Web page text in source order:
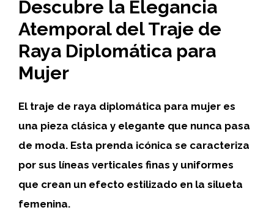
Descubre la Elegancia
Atemporal del Traje de
Raya Diplomática para
Mujer
El traje de raya diplomática para mujer es
una pieza clásica y elegante que nunca pasa
de moda. Esta prenda icónica se caracteriza
por sus líneas verticales finas y uniformes
que crean un efecto estilizado en la silueta
femenina.